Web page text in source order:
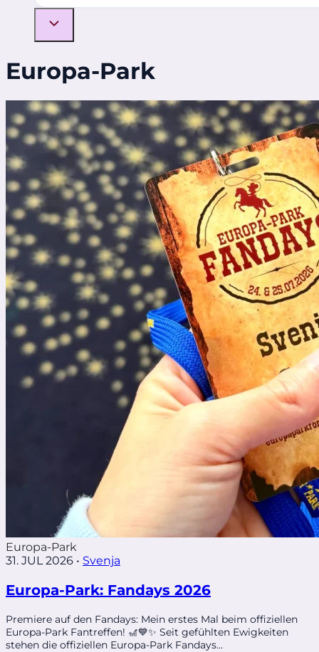
Europa-Park
Europa-Park
31. JUL 2026 • Svenja
Europa-Park: Fandays 2026
Premiere auf den Fandays: Mein erstes Mal beim offiziellen
Europa-Park Fantreffen! 🎢💙✨ Seit gefühlten Ewigkeiten
stehen die offiziellen Europa-Park Fandays...